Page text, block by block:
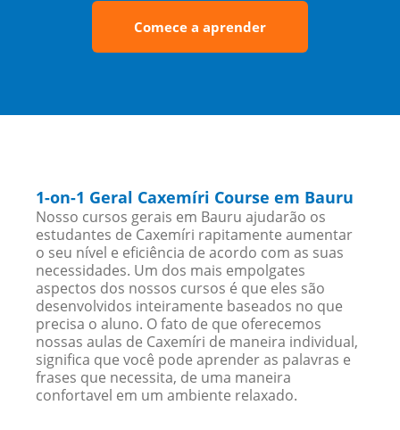
Comece a aprender
1-on-1 Geral Caxemíri Course em Bauru
Nosso cursos gerais em Bauru ajudarão os
estudantes de Caxemíri rapitamente aumentar
o seu nível e eficiência de acordo com as suas
necessidades. Um dos mais empolgates
aspectos dos nossos cursos é que eles são
desenvolvidos inteiramente baseados no que
precisa o aluno. O fato de que oferecemos
nossas aulas de Caxemíri de maneira individual,
significa que você pode aprender as palavras e
frases que necessita, de uma maneira
confortavel em um ambiente relaxado.